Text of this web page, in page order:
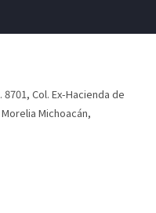
Col. Ex-Hacienda de
Michoacán,